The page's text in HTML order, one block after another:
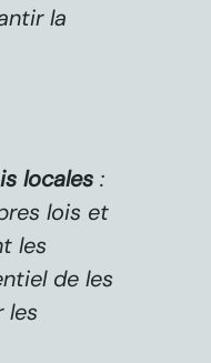
la
locales :
lois et
les
de les
les